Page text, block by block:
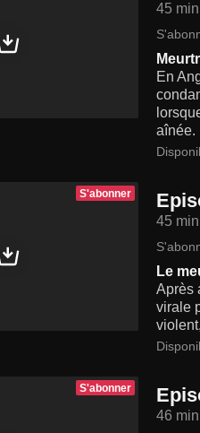
45 min
En
aînée.
S'abonner
45 min
Le
Après
virale
S'abonner
46 min